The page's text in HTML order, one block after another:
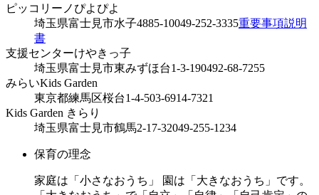
ピッコリーノぴよぴよ
埼玉県富士見市水子4885-10049-252-3335重要事項説明
書
支援センターけやきっ子
埼玉県富士見市東みずほ台1-3-190492-68-7255
みらいKids Garden
東京都練馬区桜台1-4-503-6914-7321
Kids Garden きらり
埼玉県富士見市鶴馬2-17-32049-255-1234
保育の理念
家庭は「小さなおうち」 園は「大きなおうち」です。